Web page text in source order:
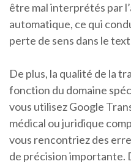
être mal interprétés par
automatique, ce qui
perte de sens dans le
De plus, la qualité de la
fonction du domaine
vous utilisez Google
médical ou juridique
vous rencontriez des
de précision importante.